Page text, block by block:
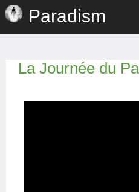
Paradism
La Journée du